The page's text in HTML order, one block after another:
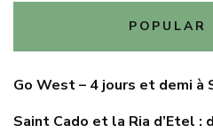
POPULAR
Go West – 4 jours et demi à
Saint Cado et la Ria d’Etel :